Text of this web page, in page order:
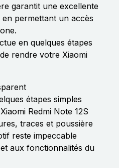
garantit une excellente
permettant un accès
en quelques étapes
rendre votre Xiaomi
étapes simples
Redmi Note 12S
traces et poussière
reste impeccable
aux fonctionnalités du